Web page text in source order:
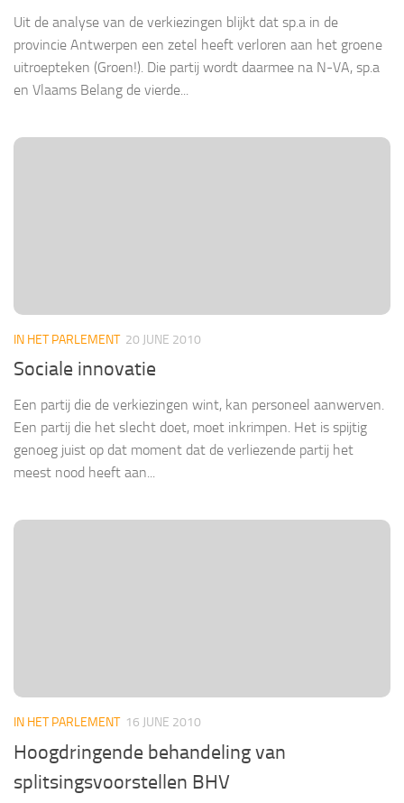
Uit de analyse van de verkiezingen blijkt dat sp.a in de
provincie Antwerpen een zetel heeft verloren aan het groene
uitroepteken (Groen!). Die partij wordt daarmee na N-VA, sp.a
en Vlaams Belang de vierde...
IN HET PARLEMENT 20 JUNE 2010
Sociale innovatie
Een partij die de verkiezingen wint, kan personeel aanwerven.
Een partij die het slecht doet, moet inkrimpen. Het is spijtig
genoeg juist op dat moment dat de verliezende partij het
meest nood heeft aan...
IN HET PARLEMENT 16 JUNE 2010
Hoogdringende behandeling van
splitsingsvoorstellen BHV